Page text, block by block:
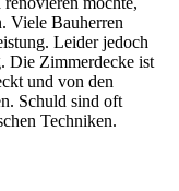
Viele Bauherren
Leider jedoch
Die Zimmerdecke ist
und von den
Schuld sind oft
Techniken.